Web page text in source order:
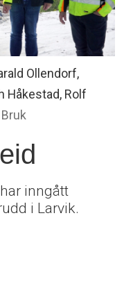
Ollendorf,
Håkestad, Rolf
inngått
i Larvik.